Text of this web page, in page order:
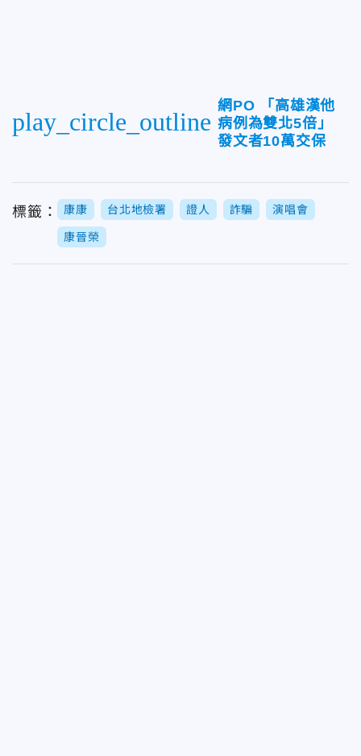
play_circle_outline
網PO 「高雄漢他
病例為雙北5倍」
發文者10萬交保
標籤： 康康 台北地檢署 證人 詐騙 演唱會
康晉榮